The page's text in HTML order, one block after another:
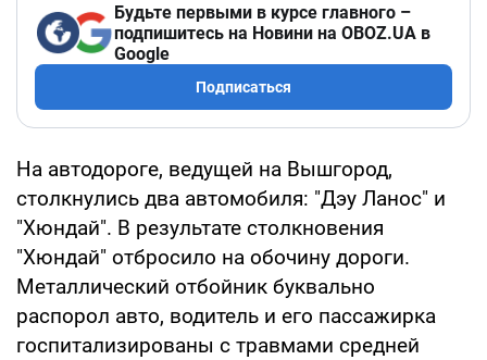
Будьте первыми в курсе главного –
подпишитесь на Новини на OBOZ.UA в
Google
Подписаться
На автодороге, ведущей на Вышгород,
столкнулись два автомобиля: "Дэу Ланос" и
"Хюндай". В результате столкновения
"Хюндай" отбросило на обочину дороги.
Металлический отбойник буквально
распорол авто, водитель и его пассажирка
госпитализированы с травмами средней